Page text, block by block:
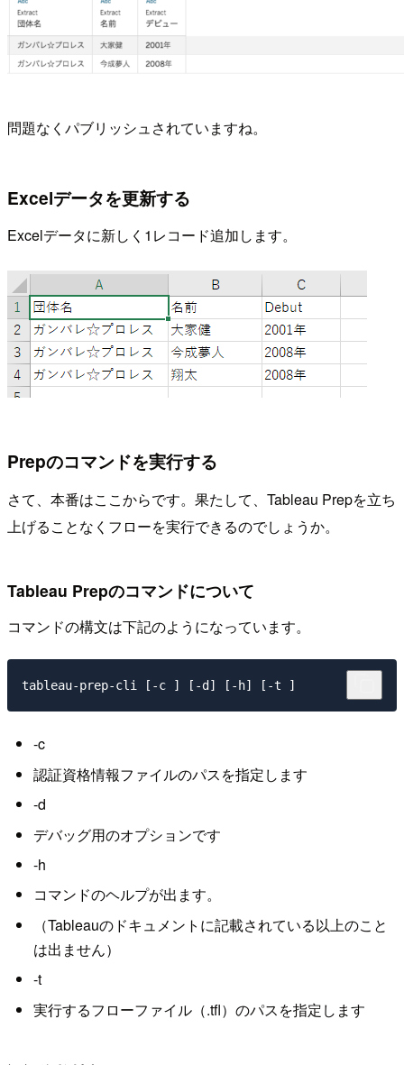
問題なくパブリッシュされていますね。
Excelデータを更新する
Excelデータに新しく1レコード追加します。
Prepのコマンドを実行する
さて、本番はここからです。果たして、Tableau Prepを立ち
上げることなくフローを実行できるのでしょうか。
Tableau Prepのコマンドについて
コマンドの構文は下記のようになっています。
-c
認証資格情報ファイルのパスを指定します
-d
デバッグ用のオプションです
-h
コマンドのヘルプが出ます。
（Tableauのドキュメントに記載されている以上のこと
は出ません）
-t
実行するフローファイル（.tfl）のパスを指定します